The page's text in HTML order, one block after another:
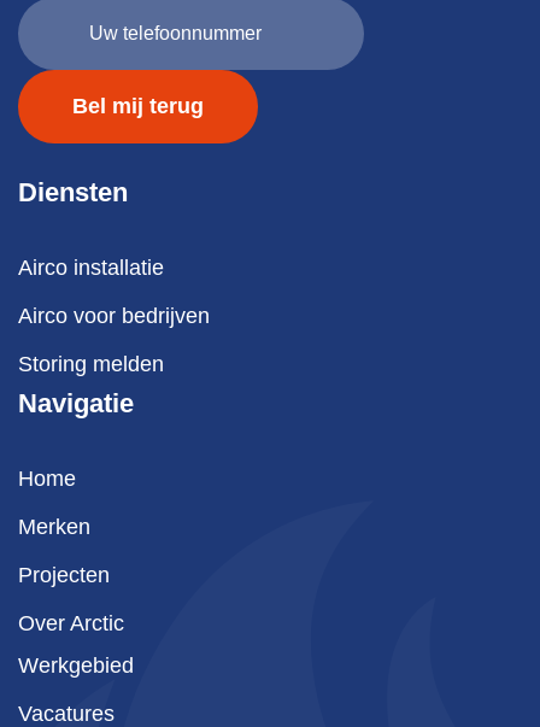
Uw
telefoonnummer
(Vereist)
Diensten
Airco installatie
Airco voor bedrijven
Storing melden
Navigatie
Home
Merken
Projecten
Over Arctic
Werkgebied
Vacatures